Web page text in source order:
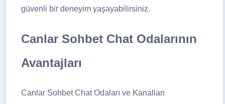
güvenli bir deneyim yaşayabilirsiniz.
Canlar Sohbet Chat Odalarının
Avantajları
Canlar Sohbet Chat Odaları ve Kanalları